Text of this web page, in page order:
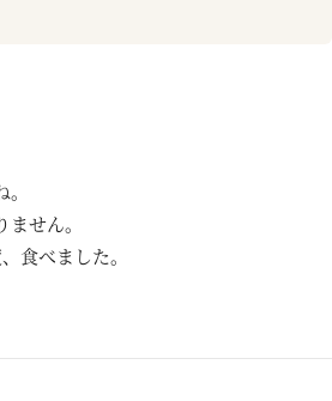
せん。
食べました。